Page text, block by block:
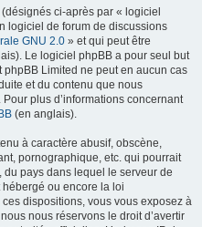
ci-après par « logiciel
logiciel de forum de discussions
GNU 2.0 » et qui peut être
Le logiciel phpBB a pour seul but
Limited ne peut en aucun cas
et du contenu que nous
plus d’informations concernant
(en anglais).
à caractère abusif, obscène,
pornographique, etc. qui pourrait
pays dans lequel le serveur de
ou encore la loi
dispositions, vous vous exposez à
nous réservons le droit d’avertir